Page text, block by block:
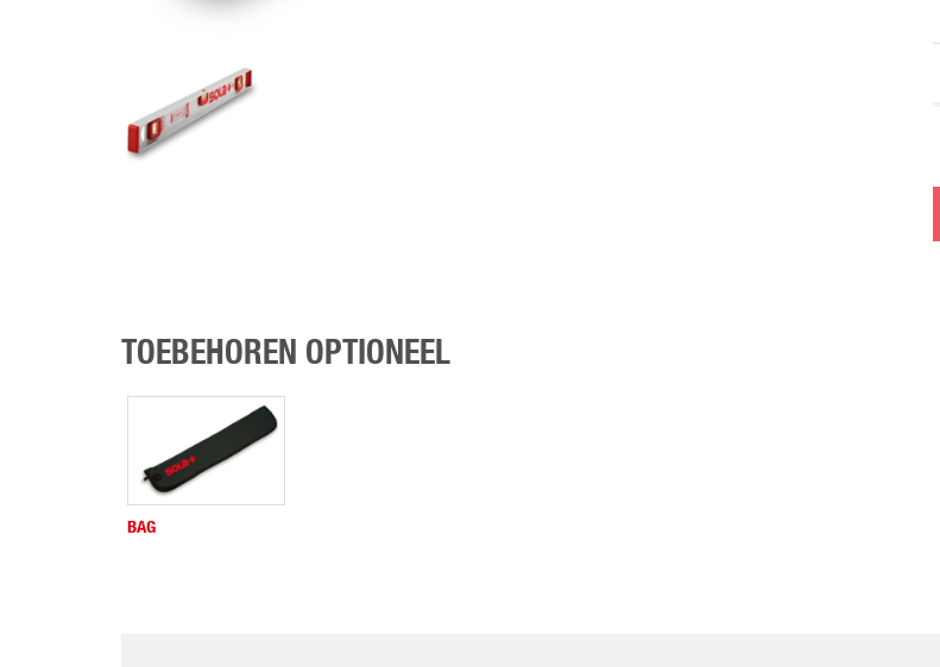
TOEBEHOREN OPTIONEEL
BAG